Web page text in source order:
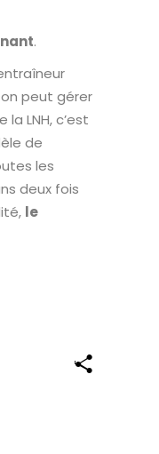
.
peut gérer
LNH, c’est
de
les
deux fois
le